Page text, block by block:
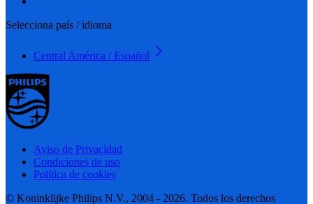
Selecciona país / idioma
Central América / Español
Aviso de Privacidad
Condiciones de uso
Política de cookies
© Koninklijke Philips N.V., 2004 - 2026. Todos los derechos